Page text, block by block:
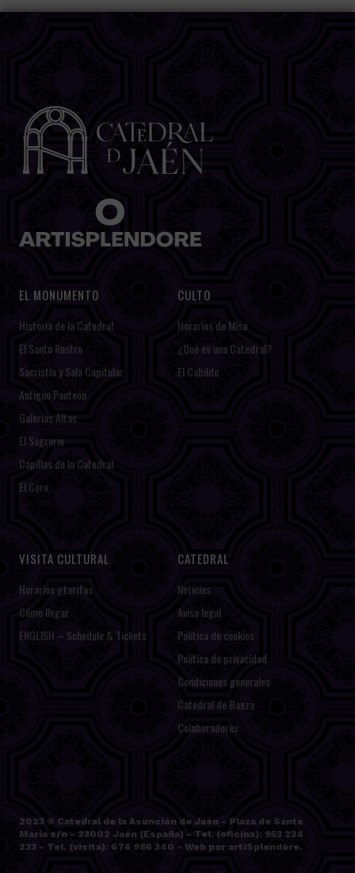
EL MONUMENTO
Historia de la Catedral
El Santo Rostro
Sacristía y Sala Capitular
Antiguo Panteón
Galerías Altas
El Sagrario
Capillas de la Catedral
El Coro
CULTO
Horarios de Misa
¿Qué es una Catedral?
El Cabildo
VISITA CULTURAL
Horarios y tarifas
Cómo llegar
ENGLISH – Schedule & Tickets
CATEDRAL
Noticias
Aviso legal
Política de cookies
Política de privacidad
Condiciones generales
Catedral de Baeza
Colaboradores
2023 © Catedral de la Asunción de Jaén- Plaza de Santa
María s/n - 23002 Jaén (España) - Tel. (oficina): 953 234
233 - Tel. (visita): 674 986 340 - Web por artiSplendore